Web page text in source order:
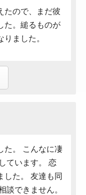
たので、まだ彼
た。縋るものが
ました。
た。 こんなに凄
ています。 恋
した。 友達も同
談できません。